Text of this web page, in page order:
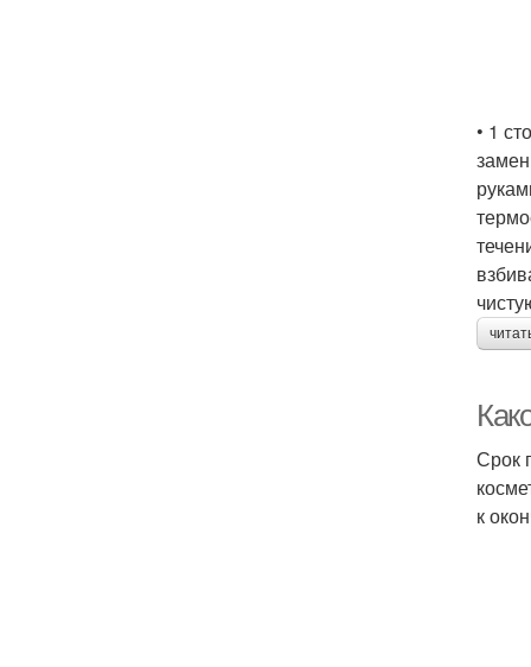
• 1
Срок
к